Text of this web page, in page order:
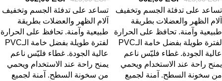
تساعد على تدفئة الجسم وتخفيف
آلام الظهر والعضلات بطريقة
طبيعية وآمنة. تحافظ على الحرارة
لفترة طويلة بفضل خامة الـPVC
عالية الجودة. غطاء فليّس ناعم
يمنح راحة عند الاستخدام ويحمي
من سخونة السطح. آمنة لجميع
تساعد على تدفئة الجسم وتخفيف
آلام الظهر والعضلات بطريقة
طبيعية وآمنة. تحافظ على الحرارة
لفترة طويلة بفضل خامة الـPVC
عالية الجودة. غطاء فليّس ناعم
يمنح راحة عند الاستخدام ويحمي
من سخونة السطح. آمنة لجميع